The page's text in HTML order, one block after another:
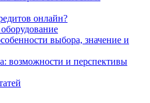
онлайн?
выбора, значение и
возможности и перспективы